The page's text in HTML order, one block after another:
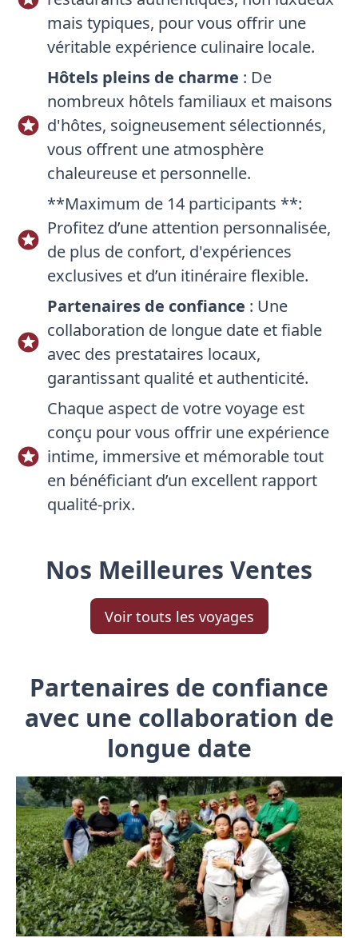
mais typiques, pour vous offrir une
véritable expérience culinaire locale.
Hôtels pleins de charme : De
nombreux hôtels familiaux et maisons
d'hôtes, soigneusement sélectionnés,
vous offrent une atmosphère
chaleureuse et personnelle.
**Maximum de 14 participants **:
Profitez d’une attention personnalisée,
de plus de confort, d'expériences
exclusives et d’un itinéraire flexible.
Partenaires de confiance : Une
collaboration de longue date et fiable
avec des prestataires locaux,
garantissant qualité et authenticité.
Chaque aspect de votre voyage est
conçu pour vous offrir une expérience
intime, immersive et mémorable tout
en bénéficiant d’un excellent rapport
qualité-prix.
Nos Meilleures Ventes
Voir touts les voyages
Partenaires de confiance
avec une collaboration de
longue date
Grâce à notre collaboration de longue date
et de confiance avec des partenaires locaux,
nous garantissons une qualité
exceptionnelle à des prix justes. Nos
partenaires sont soigneusement
sélectionnés et partagent nos valeurs.